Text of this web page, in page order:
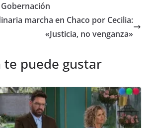
marcha en Chaco por Cecilia:
«Justicia, no venganza»
te puede gustar